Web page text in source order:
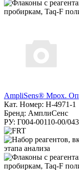
AmpliSens® Mpox.
Кат. Номер: H-4971-1
Бренд: АмплиСенс
РУ: Г004-00110-00/